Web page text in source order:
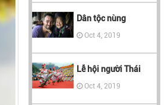
Dân tộc nùng
Oct 4, 2019
Lễ hội người Thái
Oct 4, 2019